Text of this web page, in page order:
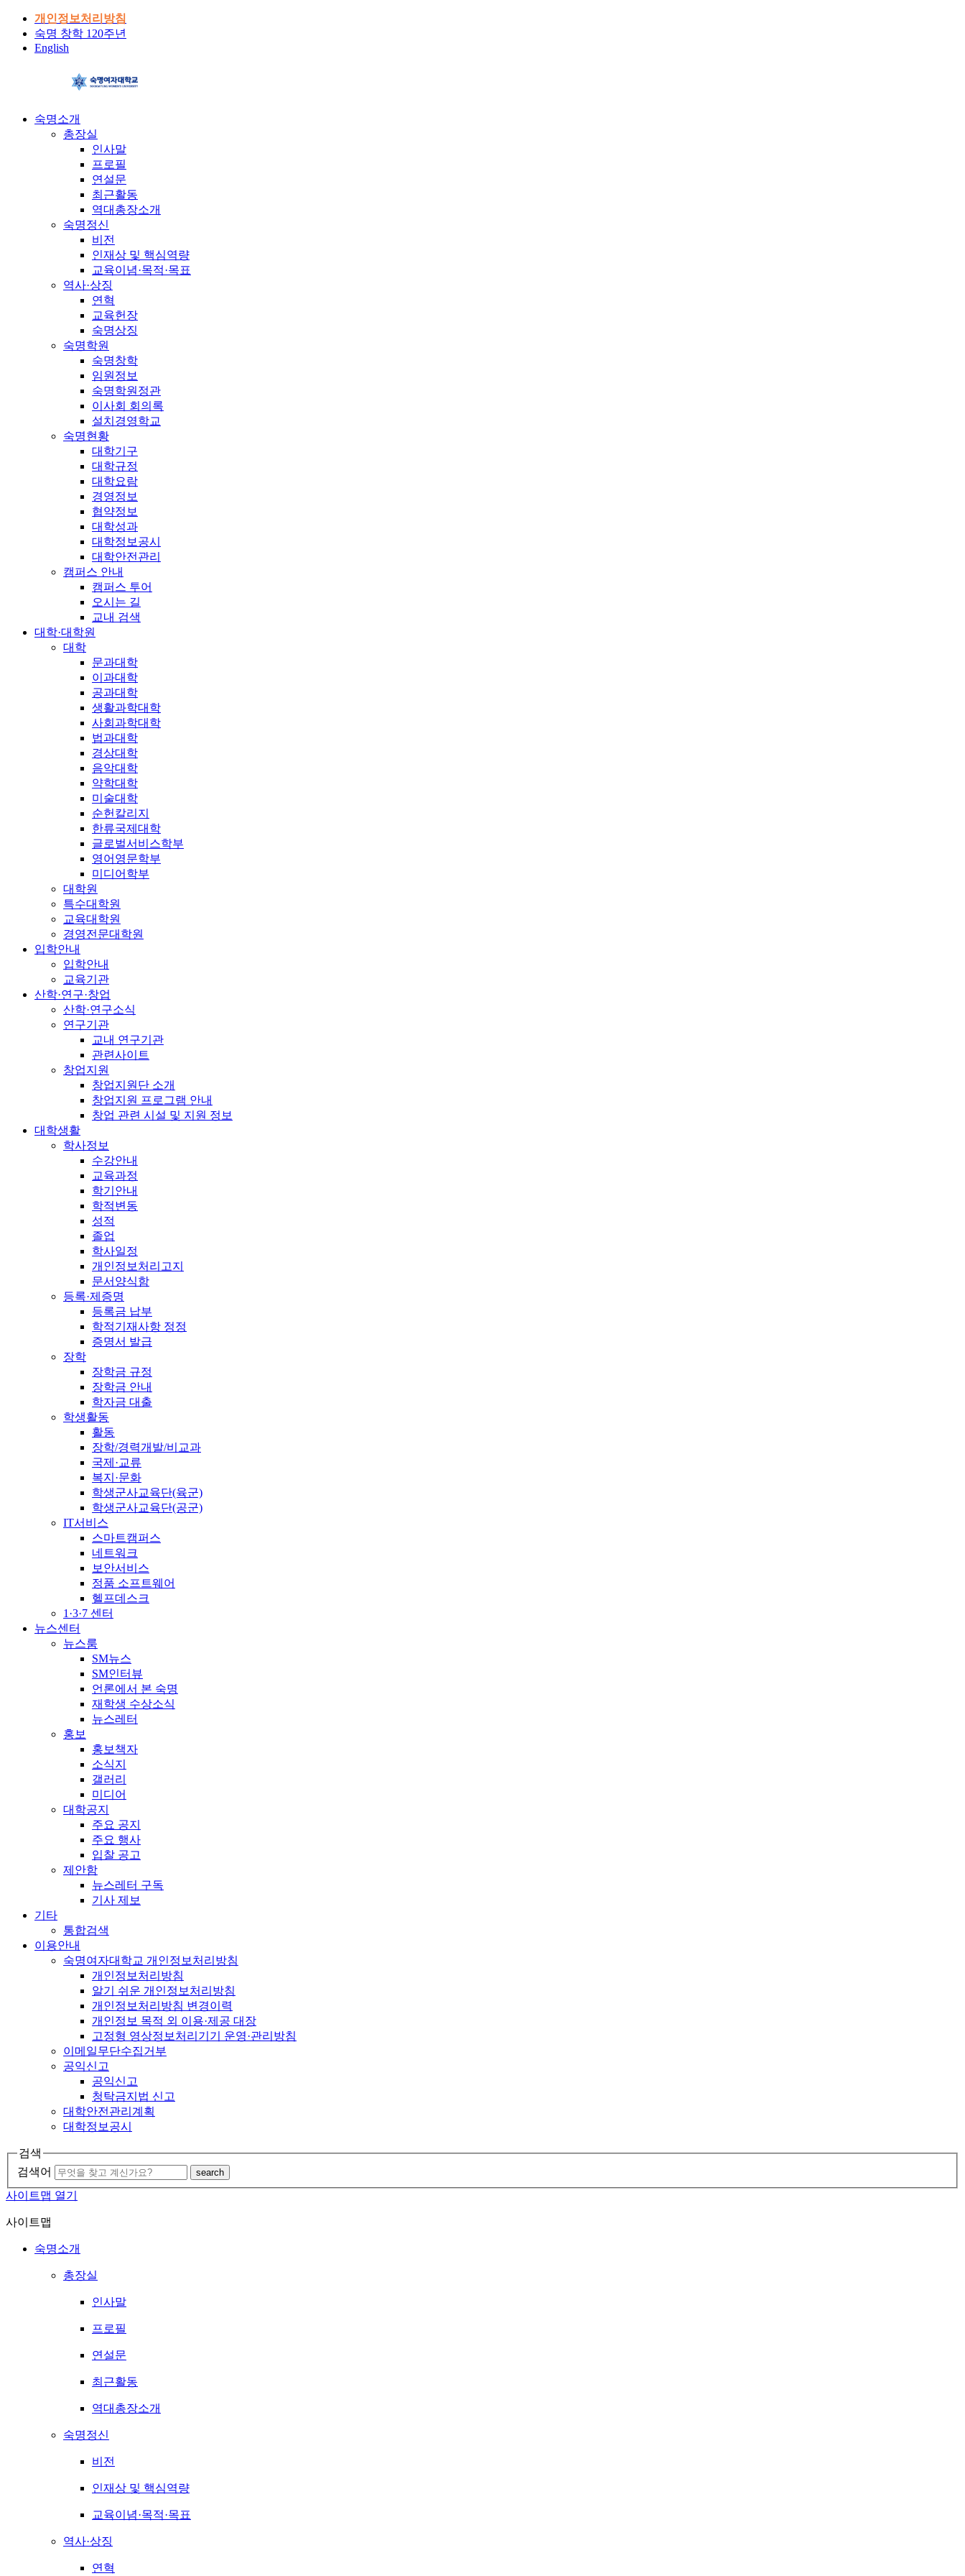
개인정보처리방침
숙명 창학 120주년
English
숙명소개
총장실
인사말
프로필
연설문
최근활동
역대총장소개
숙명정신
비전
인재상 및 핵심역량
교육이념·목적·목표
역사·상징
연혁
교육헌장
숙명상징
숙명학원
숙명창학
임원정보
숙명학원정관
이사회 회의록
설치경영학교
숙명현황
대학기구
대학규정
대학요람
경영정보
협약정보
대학성과
대학정보공시
대학안전관리
캠퍼스 안내
캠퍼스 투어
오시는 길
교내 검색
대학·대학원
대학
문과대학
이과대학
공과대학
생활과학대학
사회과학대학
법과대학
경상대학
음악대학
약학대학
미술대학
순헌칼리지
한류국제대학
글로벌서비스학부
영어영문학부
미디어학부
대학원
특수대학원
교육대학원
경영전문대학원
입학안내
입학안내
교육기관
산학·연구·창업
산학·연구소식
연구기관
교내 연구기관
관련사이트
창업지원
창업지원단 소개
창업지원 프로그램 안내
창업 관련 시설 및 지원 정보
대학생활
학사정보
수강안내
교육과정
학기안내
학적변동
성적
졸업
학사일정
개인정보처리고지
문서양식함
등록·제증명
등록금 납부
학적기재사항 정정
증명서 발급
장학
장학금 규정
장학금 안내
학자금 대출
학생활동
활동
장학/경력개발/비교과
국제·교류
복지·문화
학생군사교육단(육군)
학생군사교육단(공군)
IT서비스
스마트캠퍼스
네트워크
보안서비스
정품 소프트웨어
헬프데스크
1·3·7 센터
뉴스센터
뉴스룸
SM뉴스
SM인터뷰
언론에서 본 숙명
재학생 수상소식
뉴스레터
홍보
홍보책자
소식지
갤러리
미디어
대학공지
주요 공지
주요 행사
입찰 공고
제안함
뉴스레터 구독
기사 제보
기타
통합검색
이용안내
숙명여자대학교 개인정보처리방침
개인정보처리방침
알기 쉬운 개인정보처리방침
개인정보처리방침 변경이력
개인정보 목적 외 이용·제공 대장
고정형 영상정보처리기기 운영·관리방침
이메일무단수집거부
공익신고
공익신고
청탁금지법 신고
대학안전관리계획
대학정보공시
검색
검색어
search
사이트맵 열기
사이트맵
숙명소개
총장실
인사말
프로필
연설문
최근활동
역대총장소개
숙명정신
비전
인재상 및 핵심역량
교육이념·목적·목표
역사·상징
연혁